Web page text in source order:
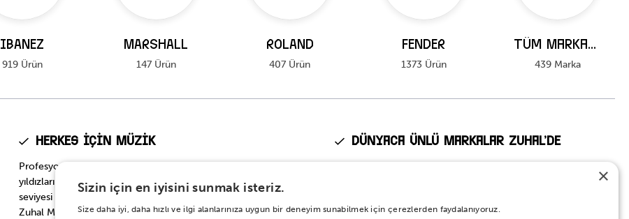
IBANEZ
919 Ürün
MARSHALL
147 Ürün
ROLAND
407 Ürün
FENDER
1373 Ürün
Tüm Markalar
439 Marka
Herkes için Müzik
Profesyonel seviyeden başlangıç seviyesine, müzik dünyasının
yıldızlarının tercih ettiği en prestijli modellerden başlangıç
seviyesi için en doğru seçeneklere… Onbinlerce enstrüman
Zuhal Müzik’te.
Dünyaca Ünlü Markalar Zuhal’de
prestijli markalarının Türkiye’deki tek yetkili distribütörü Zuhal×
Sizin için en iyisini sunmak isteriz.
Size daha iyi, daha hızlı ve ilgi alanlarınıza uygun bir deneyim sunabilmek için çerezlerden faydalanıyoruz.